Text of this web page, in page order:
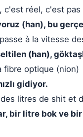
c'est réel, c'est
(han), bu
à la vitesse
(han),
fibre optique (nion)
gidiyor.
litres de shit et
bir litre bok ve bir